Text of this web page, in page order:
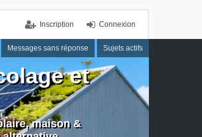
Connexion
Inscription
Messages sans réponse Sujets actifs
et
maison &